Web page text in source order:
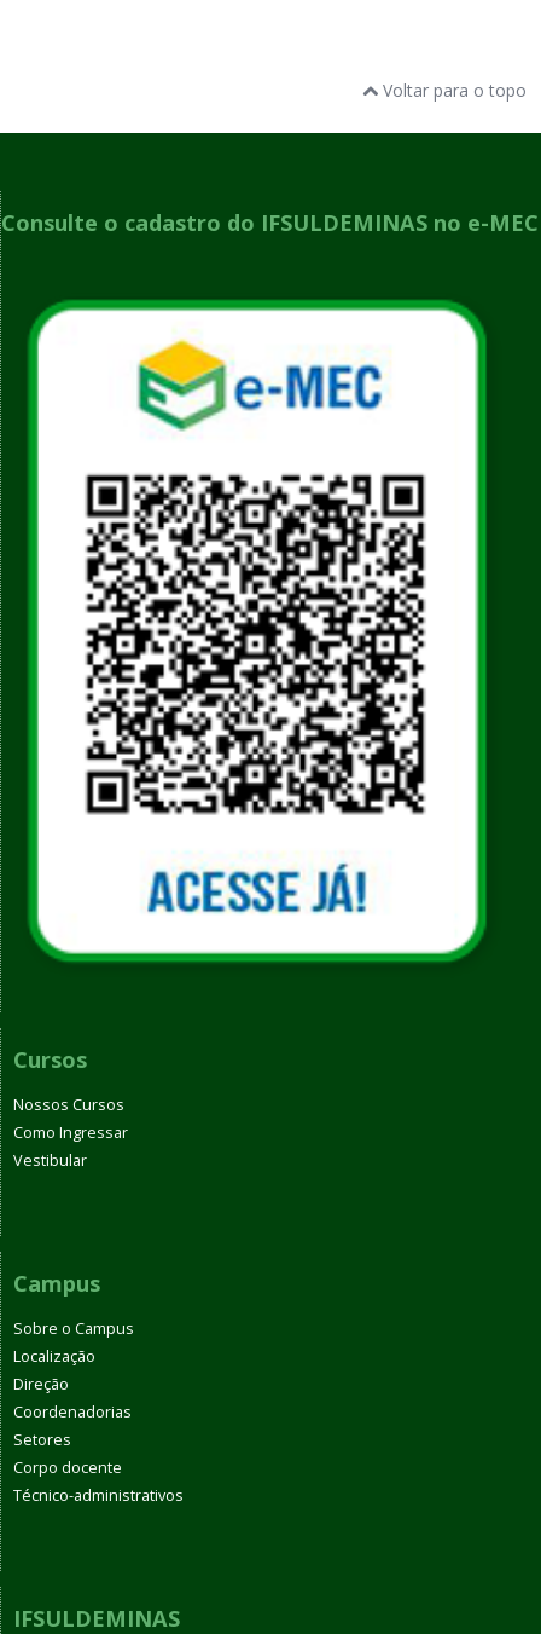
Voltar para o topo
Consulte o cadastro do IFSULDEMINAS no e-MEC
Cursos
Nossos Cursos
Como Ingressar
Vestibular
Campus
Sobre o Campus
Localização
Direção
Coordenadorias
Setores
Corpo docente
Técnico-administrativos
IFSULDEMINAS